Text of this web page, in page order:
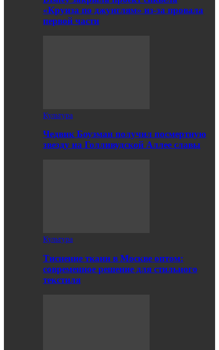
«Круиза по джунглям» из-за провала
первой части
Культура
Чедвик Боузман получил посмертную
звезду на Голливудской Аллее славы
Культура
Тиснение ткани в Москве оптом:
современное решение для стильного
текстиля